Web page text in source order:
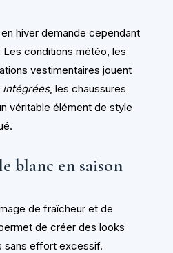
hiver demande cependant
conditions météo, les
vestimentaires jouent
intégrées, les chaussures
véritable élément de style
blanc en saison
de fraîcheur et de
de créer des looks
sans effort excessif.